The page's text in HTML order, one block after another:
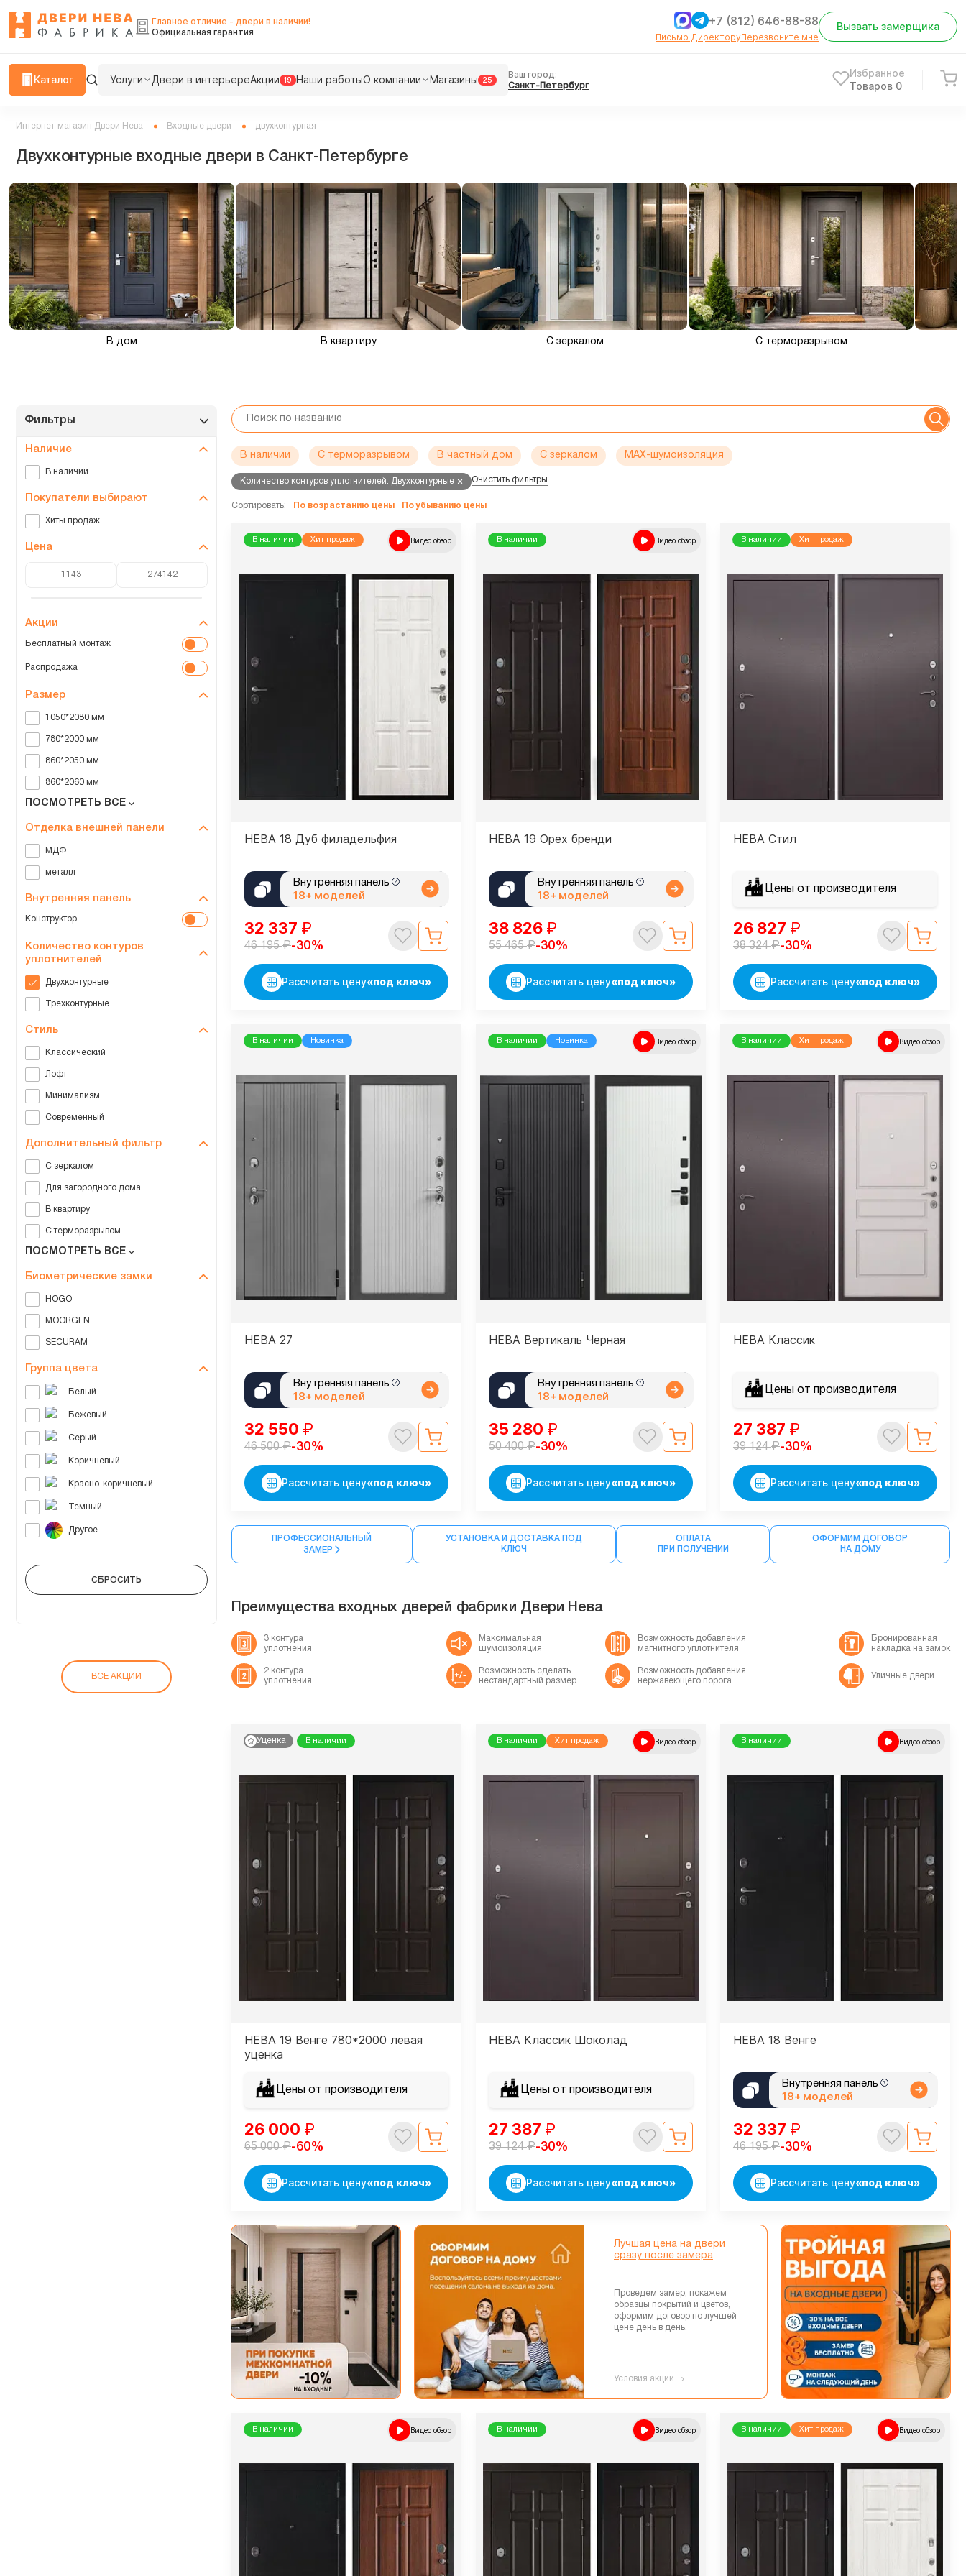
Главное отличие - двери в наличии!
Официальная гарантия
+7 (812) 646-88-88
Письмо ДиректоруПерезвоните мне
Вызвать замерщика
Каталог Услуги Двери в интерьереАкции 19 Наши работыО компании Магазины 25
Ваш город:
Санкт-Петербург
Избранное
Товаров 0
Интернет-магазин Двери Нева Входные двери двухконтурная
Двухконтурные входные двери в Cанкт-Петербурге
В дом В квартиру С зеркалом С терморазрывом
Фильтры
Наличие
В наличии
Покупатели выбирают
Хиты продаж
Цена
Акции
Бесплатный монтаж
Распродажа
Размер
1050*2080 мм
780*2000 мм
860*2050 мм
860*2060 мм
ПОСМОТРЕТЬ ВСЕ
Отделка внешней панели
МДФ
металл
Внутренняя панель
Конструктор
Количество контуров
уплотнителей
Двухконтурные
Трехконтурные
Стиль
Классический
Лофт
Минимализм
Современный
Дополнительный фильтр
С зеркалом
Для загородного дома
В квартиру
С терморазрывом
ПОСМОТРЕТЬ ВСЕ
Биометрические замки
HOGO
MOORGEN
SECURAM
Группа цвета
ВСЕ АКЦИИ
В наличии С терморазрывом В частный дом C зеркалом MAX-шумоизоляция
Количество контуров уплотнителей: Двухконтурные Очистить фильтры
Сортировать: По возрастанию цены По убыванию цены
В наличии Хит продаж Видео обзор
НЕВА 18 Дуб филадельфия
Внутренняя панель
18+ моделей
32 337 ₽
46 195₽-30%
Рассчитать цену«под ключ»
В наличии Видео обзор
НЕВА 19 Орех бренди
Внутренняя панель
18+ моделей
38 826 ₽
55 465₽-30%
Рассчитать цену«под ключ»
В наличии Хит продаж
НЕВА Стил
Цены от производителя
26 827 ₽
38 324₽-30%
Рассчитать цену«под ключ»
В наличии Новинка
НЕВА 27
Внутренняя панель
18+ моделей
32 550 ₽
46 500₽-30%
Рассчитать цену«под ключ»
В наличии Новинка Видео обзор
НЕВА Вертикаль Черная
Внутренняя панель
18+ моделей
35 280 ₽
50 400₽-30%
Рассчитать цену«под ключ»
В наличии Хит продаж Видео обзор
НЕВА Классик
Цены от производителя
27 387 ₽
39 124₽-30%
Рассчитать цену«под ключ»
ПРОФЕССИОНАЛЬНЫЙ
ЗАМЕР
УСТАНОВКА И ДОСТАВКА ПОД
КЛЮЧ
ОПЛАТА
ПРИ ПОЛУЧЕНИИ
ОФОРМИМ ДОГОВОР
НА ДОМУ
Преимущества входных дверей фабрики Двери Нева
3 контура
уплотнения
2 контура
уплотнения
Максимальная
шумоизоляция
Возможность сделать
нестандартный размер
Возможность добавления
магнитного уплотнителя
Возможность добавления
нержавеющего порога
Бронированная
накладка на замок
Уличные двери
Уценка В наличии
НЕВА 19 Венге 780*2000 левая
уценка
Цены от производителя
26 000 ₽
65 000₽-60%
Рассчитать цену«под ключ»
В наличии Хит продаж Видео обзор
НЕВА Классик Шоколад
Цены от производителя
27 387 ₽
39 124₽-30%
Рассчитать цену«под ключ»
В наличии Видео обзор
НЕВА 18 Венге
Внутренняя панель
18+ моделей
32 337 ₽
46 195₽-30%
Рассчитать цену«под ключ»
Лучшая цена на двери
сразу после замера
Проведем замер, покажем
образцы покрытий и цветов,
оформим договор по лучшей
цене день в день.
Условия акции
В наличии Видео обзор В наличии Видео обзор В наличии Хит продаж Видео обзор